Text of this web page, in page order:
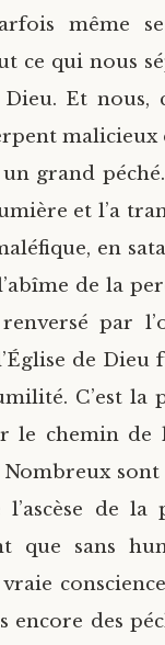
même
ce qui nous
Dieu. Et nous,
malicieux
un grand
et l’a
en
de la
par
de
C’est la
le chemin de
Nombreux
l’ascèse de
que sans
encore des